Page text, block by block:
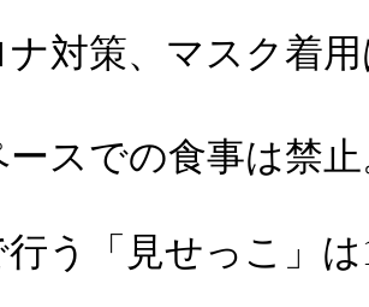
ナ対策、マスク着
スでの食事は禁
う「見せっこ」